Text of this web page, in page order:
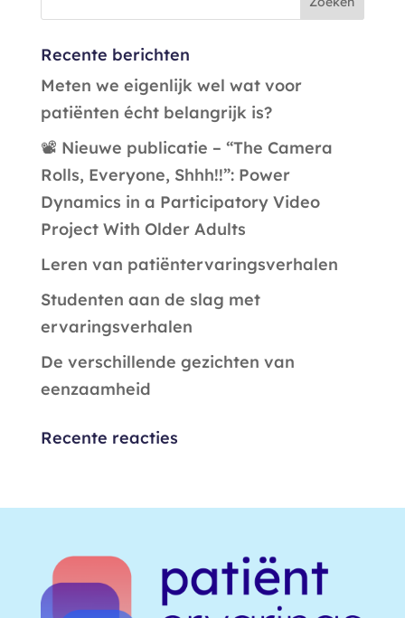
Recente berichten
Meten we eigenlijk wel wat voor
patiënten écht belangrijk is?
📽️ Nieuwe publicatie – “The Camera
Rolls, Everyone, Shhh!!”: Power
Dynamics in a Participatory Video
Project With Older Adults
Leren van patiëntervaringsverhalen
Studenten aan de slag met
ervaringsverhalen
De verschillende gezichten van
eenzaamheid
Recente reacties